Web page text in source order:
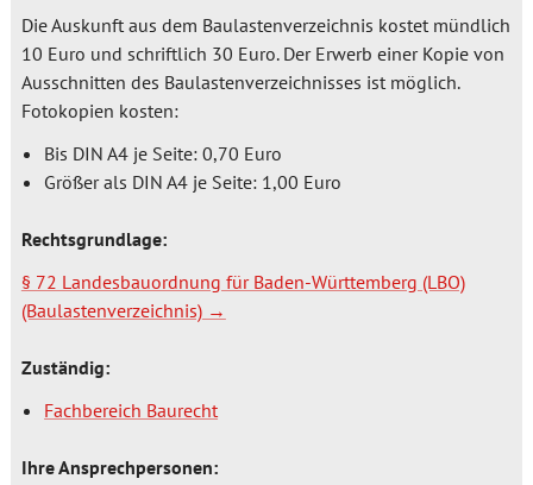
Die Auskunft aus dem Baulastenverzeichnis kostet mündlich
10 Euro und schriftlich 30 Euro. Der Erwerb einer Kopie von
Ausschnitten des Baulastenverzeichnisses ist möglich.
Fotokopien kosten:
Bis DIN A4 je Seite: 0,70 Euro
Größer als DIN A4 je Seite: 1,00 Euro
Rechtsgrundlage:
§ 72 Landesbauordnung für Baden-Württemberg (LBO)
(Baulastenverzeichnis)
Zuständig:
Fachbereich Baurecht
Ihre Ansprechpersonen: